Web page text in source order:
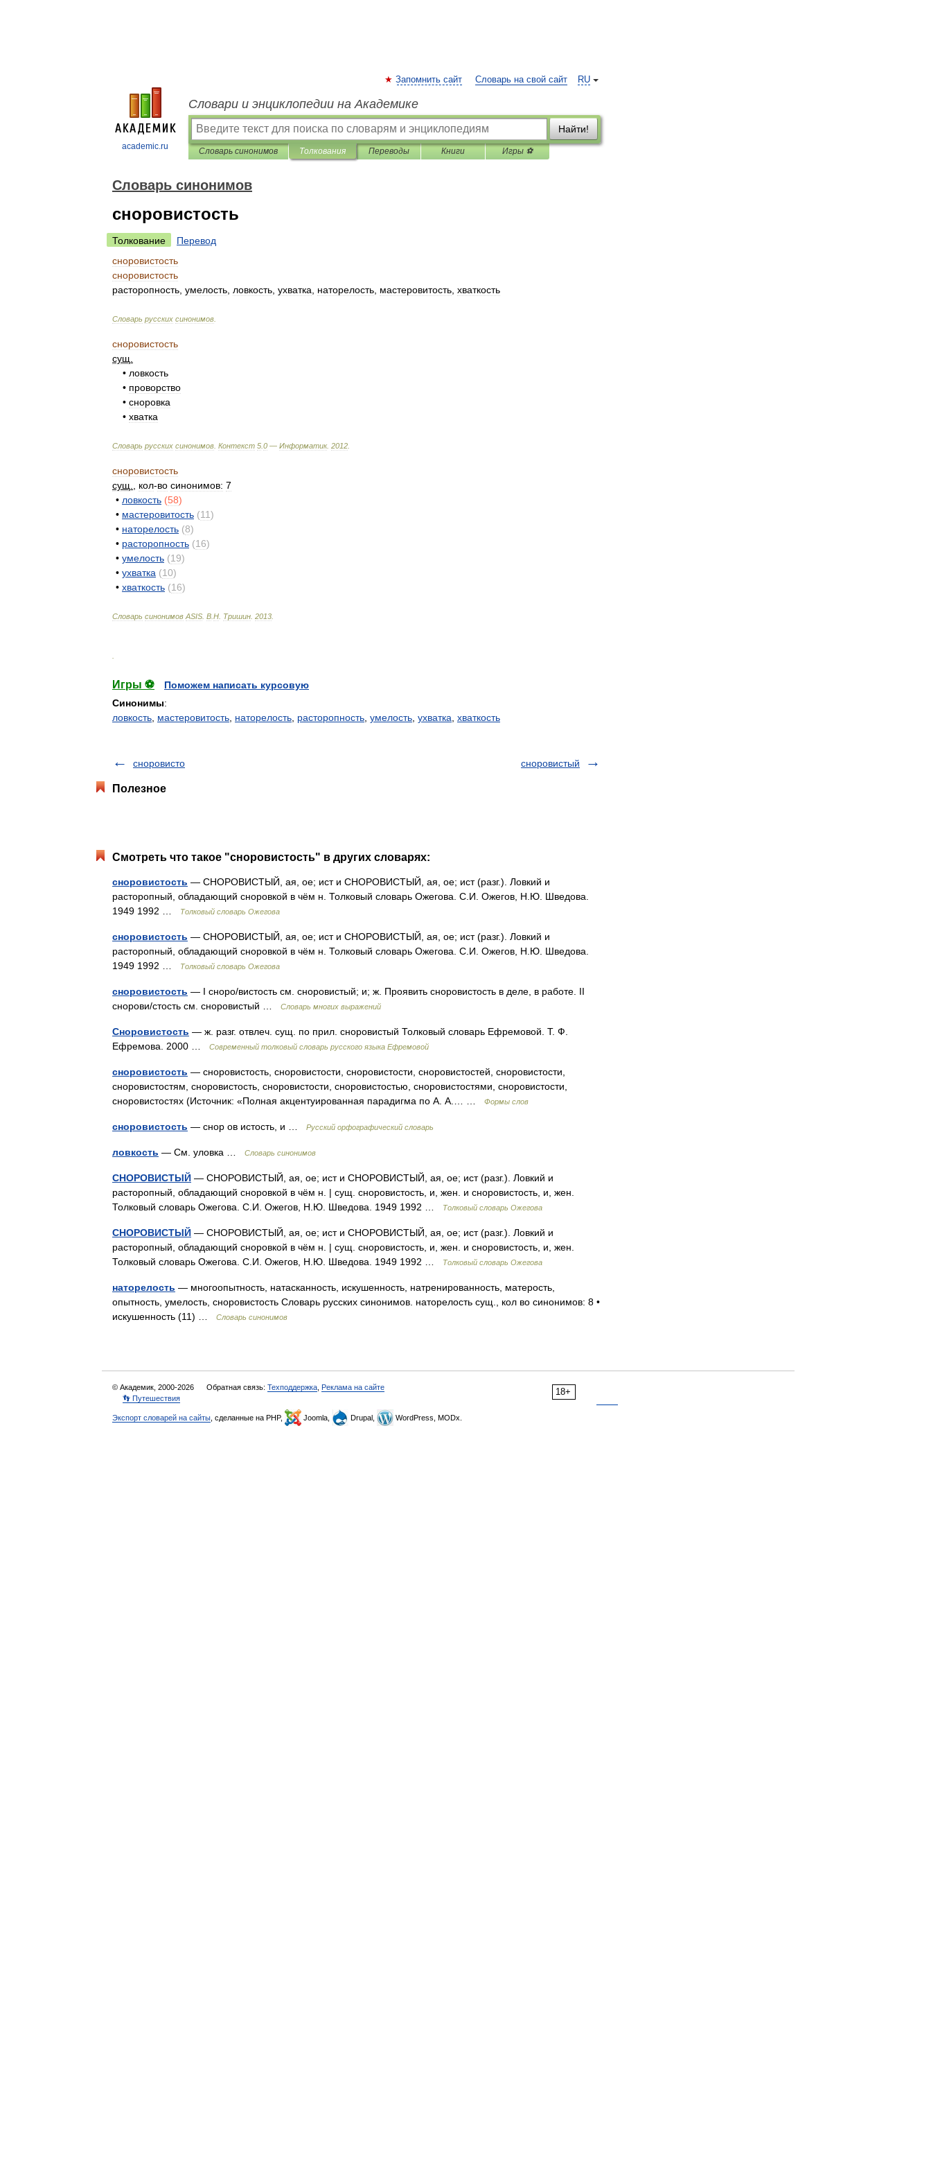
academic.ru
RU
Запомнить сайт Словарь на свой сайт
Словари и энциклопедии на Академике
Найти!
Словарь синонимов Толкования Переводы Книги Игры ⚽
Словарь синонимов
сноровистость
Толкование
Перевод
сноровистость
сноровистость
расторопность умелость ловкость ухватка наторелость мастеровитость хваткость
Словарь русских синонимов
сноровистость
сущ
• ловкость
• проворство
• сноровка
• хватка
Словарь русских синонимов Контекст 5 0 — Информатик. 2012
сноровистость
сущ
кол-во синонимов: 7
• ловкость (58)
• мастеровитость (11)
• наторелость (8)
• расторопность (16)
• умелость (19)
• ухватка (10)
• хваткость (16)
Словарь синонимов ASIS В Н Тришин 2013
Игры ⚽
Поможем написать курсовую
Синонимы:
ловкость мастеровитость наторелость расторопность умелость ухватка хваткость
сноровисто сноровистый
Полезное
Смотреть что такое "сноровистость" в других словарях:
сноровистость — СНОРОВИСТЫЙ, ая, ое; ист и СНОРОВИСТЫЙ, ая, ое; ист (разг.). Ловкий и
расторопный, обладающий сноровкой в чём н. Толковый словарь Ожегова. С.И. Ожегов, Н.Ю. Шведова.
1949 1992 …
Толковый словарь Ожегова
сноровистость — СНОРОВИСТЫЙ, ая, ое; ист и СНОРОВИСТЫЙ, ая, ое; ист (разг.). Ловкий и
расторопный, обладающий сноровкой в чём н. Толковый словарь Ожегова. С.И. Ожегов, Н.Ю. Шведова.
1949 1992 …
Толковый словарь Ожегова
сноровистость — I сноро/вистость см. сноровистый; и; ж. Проявить сноровистость в деле, в работе. II
снорови/стость см. сноровистый …
Словарь многих выражений
Сноровистость — ж. разг. отвлеч. сущ. по прил. сноровистый Толковый словарь Ефремовой. Т. Ф.
Ефремова. 2000 …
Современный толковый словарь русского языка Ефремовой
сноровистость — сноровистость, сноровистости, сноровистости, сноровистостей, сноровистости,
сноровистостям, сноровистость, сноровистости, сноровистостью, сноровистостями, сноровистости,
сноровистостях (Источник: «Полная акцентуированная парадигма по А. А.… …
Формы слов
сноровистость — снор ов истость, и … Русский орфографический словарь
ловкость — См. уловка … Словарь синонимов
СНОРОВИСТЫЙ — СНОРОВИСТЫЙ, ая, ое; ист и СНОРОВИСТЫЙ, ая, ое; ист (разг.). Ловкий и
расторопный, обладающий сноровкой в чём н. | сущ. сноровистость, и, жен. и сноровистость, и, жен.
Толковый словарь Ожегова. С.И. Ожегов, Н.Ю. Шведова. 1949 1992 …
Толковый словарь Ожегова
СНОРОВИСТЫЙ — СНОРОВИСТЫЙ, ая, ое; ист и СНОРОВИСТЫЙ, ая, ое; ист (разг.). Ловкий и
расторопный, обладающий сноровкой в чём н. | сущ. сноровистость, и, жен. и сноровистость, и, жен.
Толковый словарь Ожегова. С.И. Ожегов, Н.Ю. Шведова. 1949 1992 …
Толковый словарь Ожегова
наторелость — многоопытность, натасканность, искушенность, натренированность, матерость,
опытность, умелость, сноровистость Словарь русских синонимов. наторелость сущ., кол во синонимов: 8 •
искушенность (11) …
Словарь синонимов
18+
© Академик, 2000-2026 Обратная связь: Техподдержка Реклама на сайте
👣 Путешествия
Экспорт словарей на сайты , сделанные на PHP, Joomla, Drupal, WordPress, MODx.